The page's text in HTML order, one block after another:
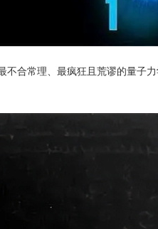
合常理、最疯狂且荒谬的量子力